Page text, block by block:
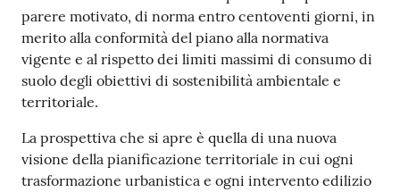
parere motivato, di norma entro centoventi giorni, in
merito alla conformità del piano alla normativa
vigente e al rispetto dei limiti massimi di consumo di
suolo degli obiettivi di sostenibilità ambientale e
territoriale.
La prospettiva che si apre è quella di una nuova
visione della pianificazione territoriale in cui ogni
trasformazione urbanistica e ogni intervento edilizio